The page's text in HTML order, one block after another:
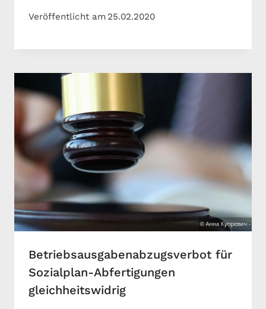
Veröffentlicht am 25.02.2020
Betriebsausgabenabzugsverbot für
Sozialplan-Abfertigungen
gleichheitswidrig